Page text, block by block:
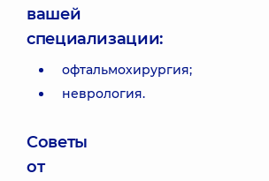
вашей
специализации:
офтальмохирургия;
неврология.
Советы
от